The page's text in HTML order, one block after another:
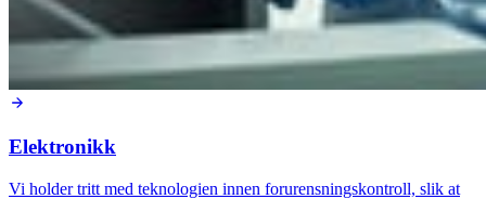
Elektronikk
Vi holder tritt med teknologien innen forurensningskontroll, slik at